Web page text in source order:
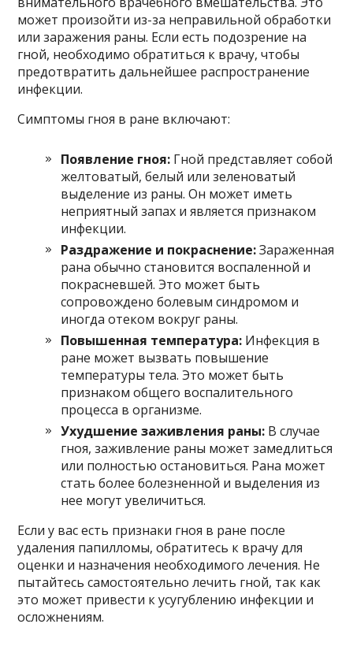
может произойти из-за неправильной обработки
или заражения раны. Если есть подозрение на
гной, необходимо обратиться к врачу, чтобы
предотвратить дальнейшее распространение
инфекции.
Симптомы гноя в ране включают:
Появление гноя: Гной представляет собой
желтоватый, белый или зеленоватый
выделение из раны. Он может иметь
неприятный запах и является признаком
инфекции.
Раздражение и покраснение:Зараженная
рана обычно становится воспаленной и
покрасневшей. Это может быть
сопровождено болевым синдромом и
иногда отеком вокруг раны.
Повышенная температура: Инфекция в
ране может вызвать повышение
температуры тела. Это может быть
признаком общего воспалительного
процесса в организме.
Ухудшение заживления раны: В случае
гноя, заживление раны может замедлиться
или полностью остановиться. Рана может
стать более болезненной и выделения из
нее могут увеличиться.
Если у вас есть признаки гноя в ране после
удаления папилломы, обратитесь к врачу для
оценки и назначения необходимого лечения. Не
пытайтесь самостоятельно лечить гной, так как
это может привести к усугублению инфекции и
осложнениям.